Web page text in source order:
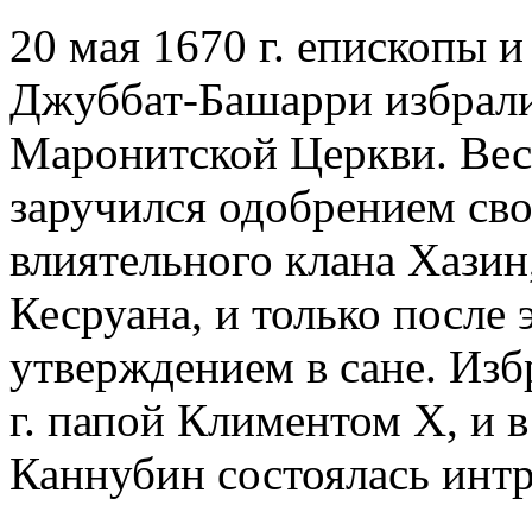
20 мая 1670 г. епископы
Джуббат-Башарри
Маронитской Церкви.
заручился одобрением
влиятельного клана
Кесруана, и только после
утверждением в сане.
г. папой Климентом Х, и
Каннубин состоялась